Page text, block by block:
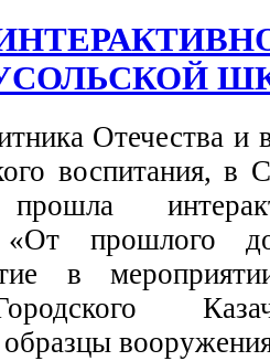
Отечества и
воспитания,
«От прошлого
в